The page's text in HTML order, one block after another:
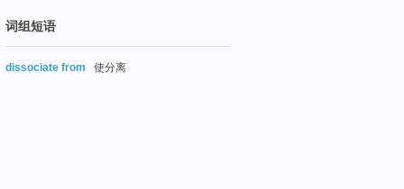
词组短语
dissociate from 使分离